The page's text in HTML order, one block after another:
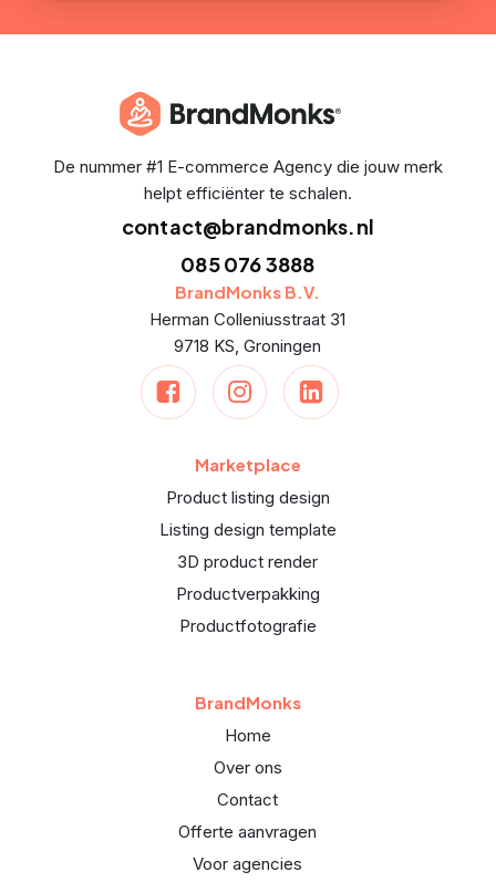
De nummer #1 E-commerce Agency die jouw merk
helpt efficiënter te schalen.
contact@brandmonks.nl
085 076 3888
BrandMonks B.V.
Herman Colleniusstraat 31
9718 KS, Groningen
Marketplace
Product listing design
Listing design template
3D product render
Productverpakking
Productfotografie
BrandMonks
Home
Over ons
Contact
Offerte aanvragen
Voor agencies